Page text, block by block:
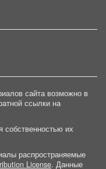
сайта возможно в
ссылки на
собственностью их
распространяемые
License. Данные